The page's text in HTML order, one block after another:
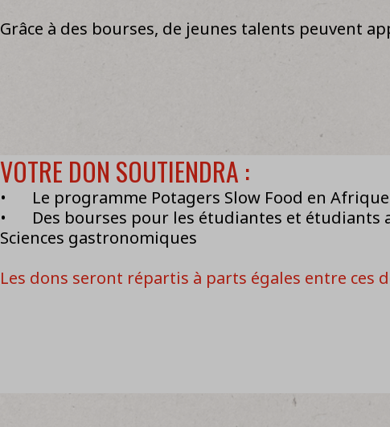
Grâce à des bourses, de jeunes talents peuvent
VOTRE DON SOUTIENDRA :
•
Le programme Potagers Slow Food en Afrique
•
Des bourses pour les étudiantes et étudiants
Sciences gastronomiques
Les dons seront répartis à parts égales entre ces